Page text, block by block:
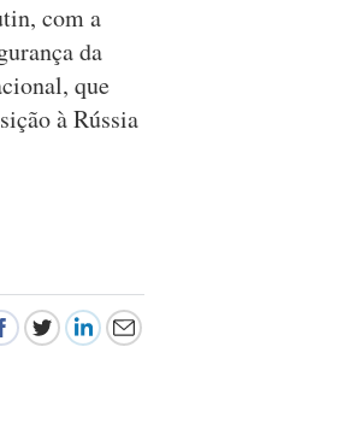
com a
da
que
à Rússia